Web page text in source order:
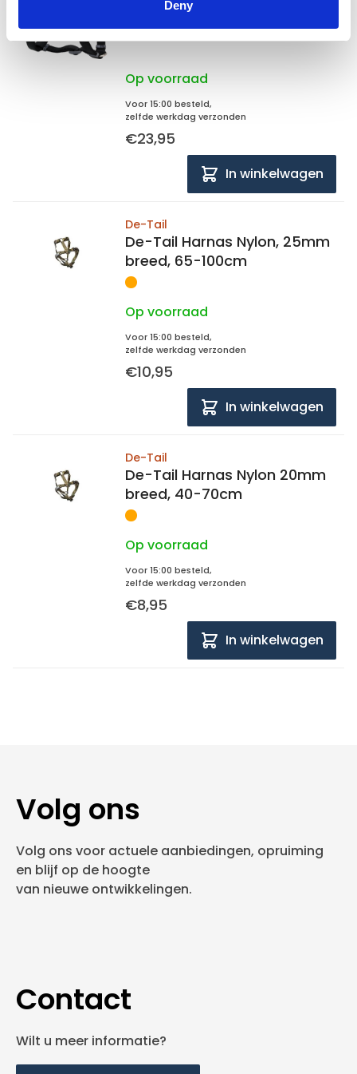
Deny
Red Dingo Harnas Zwart-L
Op voorraad
Voor 15:00 besteld,
zelfde werkdag verzonden
€23,95
In winkelwagen
De-Tail
De-Tail Harnas Nylon, 25mm
breed, 65-100cm
Op voorraad
Voor 15:00 besteld,
zelfde werkdag verzonden
€10,95
In winkelwagen
De-Tail
De-Tail Harnas Nylon 20mm
breed, 40-70cm
Op voorraad
Voor 15:00 besteld,
zelfde werkdag verzonden
€8,95
In winkelwagen
Volg ons
Volg ons voor actuele aanbiedingen, opruiming
en blijf op de hoogte
van nieuwe ontwikkelingen.
Contact
Wilt u meer informatie?